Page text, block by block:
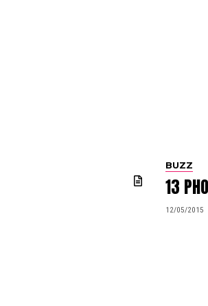
BUZZ
13
12/05/2015